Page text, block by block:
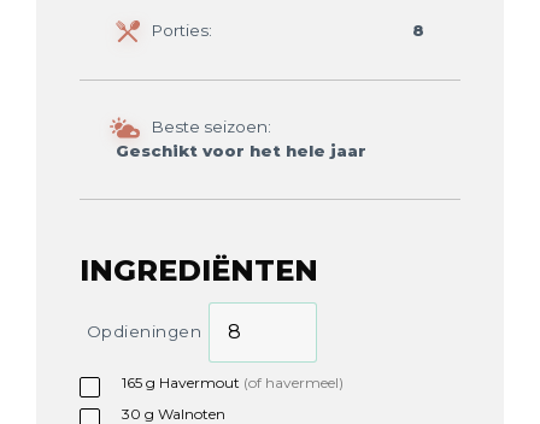
Porties: 8
Beste seizoen:
Geschikt voor het hele jaar
INGREDIËNTEN
Opdieningen
165 g Havermout (of havermeel)
30 g Walnoten